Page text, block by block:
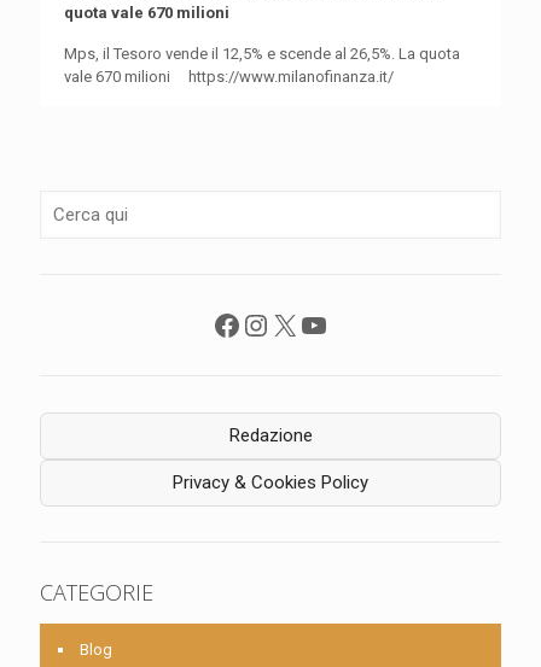
quota vale 670 milioni
Mps, il Tesoro vende il 12,5% e scende al 26,5%. La quota
vale 670 milioni https://www.milanofinanza.it/
Facebook
Instagram
X YouTube
Redazione
Privacy & Cookies Policy
CATEGORIE
Blog